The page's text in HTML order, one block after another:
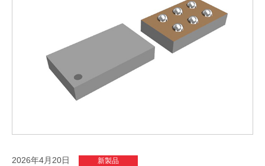
2026年4月20日 新製品